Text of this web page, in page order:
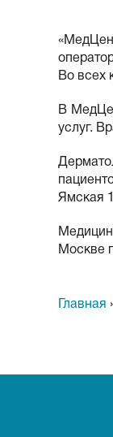
Во всех
В
услуг.
Ямская
Москве
Главная ›